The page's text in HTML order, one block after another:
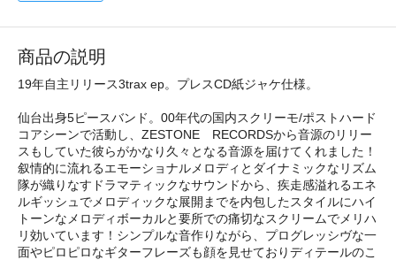
商品の説明
19年自主リリース3trax ep。プレスCD紙ジャケ仕様。
仙台出身5ピースバンド。00年代の国内スクリーモ/ポストハード
コアシーンで活動し、ZESTONE RECORDSから音源のリリー
スもしていた彼らがかなり久々となる音源を届けてくれました！
叙情的に流れるエモーショナルメロディとダイナミックなリズム
隊が織りなすドラマティックなサウンドから、疾走感溢れるエネ
ルギッシュでメロディックな展開までを内包したスタイルにハイ
トーンなメロディボーカルと要所での痛切なスクリームでメリハ
リ効いています！シンプルな音作りながら、プログレッシヴな一
面やピロピロなギターフレーズも顔を見せておりディテールのこ